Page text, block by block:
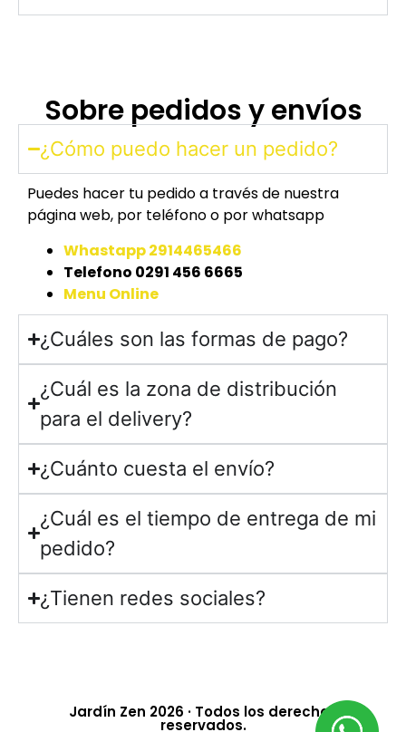
Sobre pedidos y envíos
¿Cómo puedo hacer un pedido?
Puedes hacer tu pedido a través de nuestra
página web, por teléfono o por whatsapp
Whastapp 2914465466
Telefono 0291 456 6665
Menu Online
¿Cuáles son las formas de pago?
¿Cuál es la zona de distribución
para el delivery?
¿Cuánto cuesta el envío?
¿Cuál es el tiempo de entrega de mi
pedido?
¿Tienen redes sociales?
Jardín Zen 2026 · Todos los derechos
reservados.